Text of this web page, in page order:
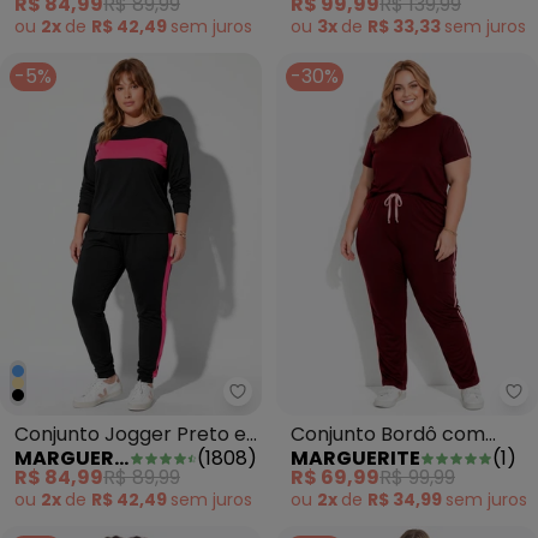
ou 2x de R$ 42,49 sem juros ou 3x de R$ 33,33 sem juros
-5%
Marguerite - Conjunto Jogger
Conjunto Jogger Preto e
Pink Plus Size
MARGUERITE (1808)
R$ 84,99R$ 89,99
ou 2x de R$ 42,49 sem juros
-30%
Conjunto Bordô com
Blusa e Calça Plus Size
MARGUERITE (1)
R$ 69,99R$ 99,99
ou 2x de R$ 34,99 sem juros